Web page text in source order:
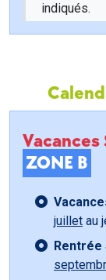
indiqués.
ZONE B
juillet au
Rentrée